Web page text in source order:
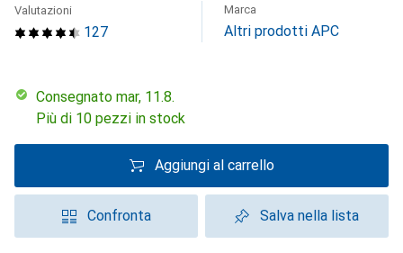
127
Valutazioni Marca
Altri prodotti APC
Consegnato mar, 11.8.
Più di 10 pezzi in stock
Aggiungi al carrello
Confronta Salva nella lista